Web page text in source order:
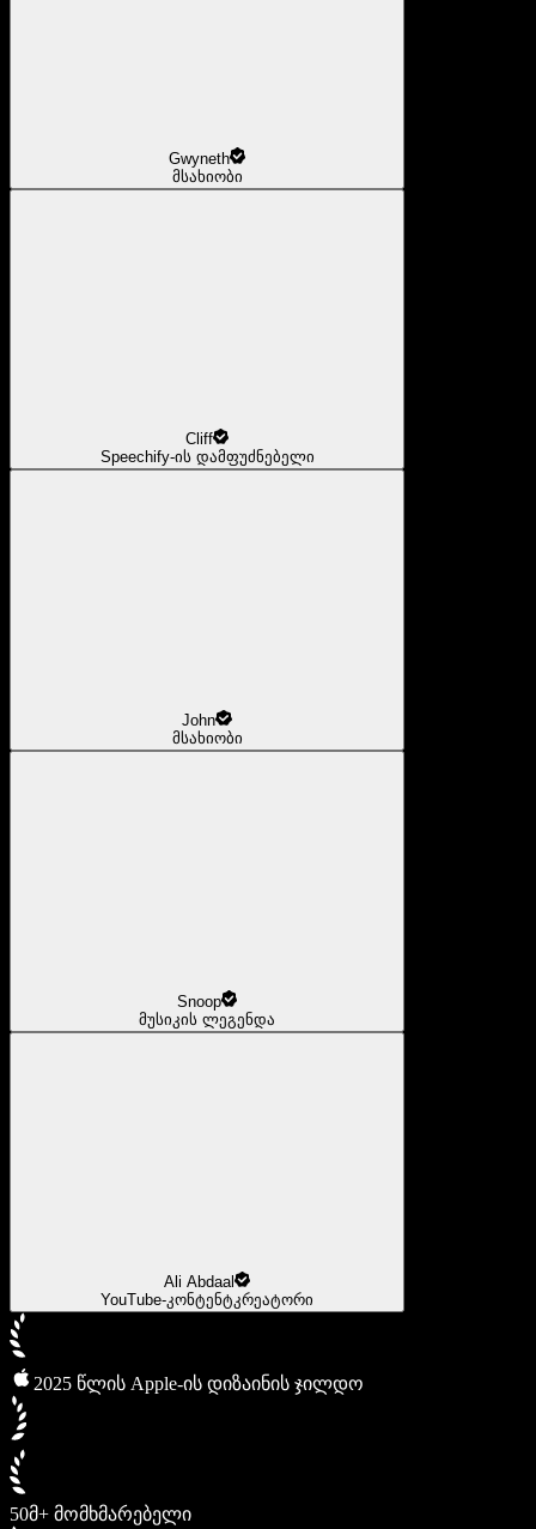
Gwyneth
მსახიობი
Cliff
Speechify-ის დამფუძნებელი
John
მსახიობი
Snoop
მუსიკის ლეგენდა
Ali Abdaal
YouTube-კონტენტკრეატორი
2025 წლის Apple-ის დიზაინის ჯილდო
50მ+ მომხმარებელი